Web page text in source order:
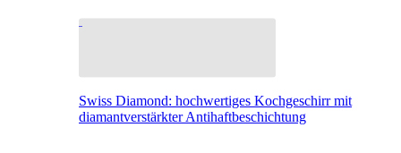
Swiss Diamond: hochwertiges Kochgeschirr mit
diamantverstärkter Antihaftbeschichtung